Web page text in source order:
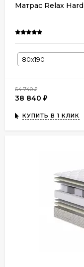
Матрас Relax Нard
80х190
64 740₽
38 840 ₽
КУПИТЬ В 1 КЛИК